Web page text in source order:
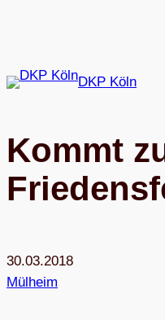
DKP Köln
Kommt
30.03.2018
Mülheim